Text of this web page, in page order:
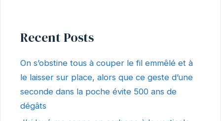
Recent Posts
On s’obstine tous à couper le fil emmêlé et à
le laisser sur place, alors que ce geste d’une
seconde dans la poche évite 500 ans de
dégâts